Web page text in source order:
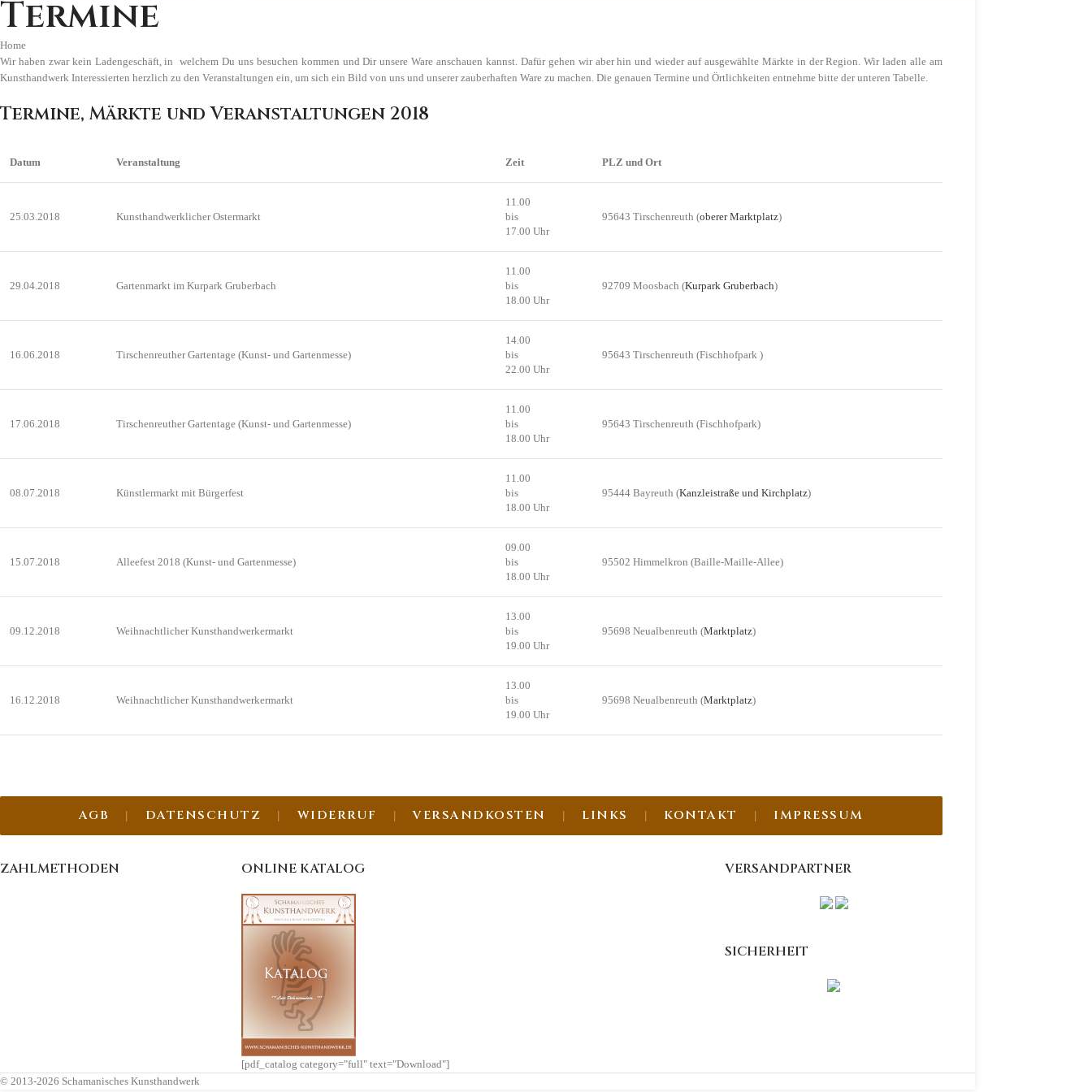
Termine
Home
Wir haben zwar kein Ladengeschäft, in welchem Du uns besuchen kommen und Dir unsere Ware anschauen kannst. Dafür gehen wir aber hin und wieder auf ausgewählte Märkte in der Region. Wir laden alle am
Kunsthandwerk Interessierten herzlich zu den Veranstaltungen ein, um sich ein Bild von uns und unserer zauberhaften Ware zu machen. Die genauen Termine und Örtlichkeiten entnehme bitte der unteren Tabelle.
Termine, Märkte und Veranstaltungen 2018
Datum Veranstaltung Zeit PLZ und Ort
25.03.2018 Kunsthandwerklicher Ostermarkt
11.00
bis
17.00 Uhr
95643 Tirschenreuth (oberer Marktplatz)
29.04.2018 Gartenmarkt im Kurpark Gruberbach
11.00
bis
18.00 Uhr
92709 Moosbach (Kurpark Gruberbach)
16.06.2018 Tirschenreuther Gartentage (Kunst- und Gartenmesse)
14.00
bis
22.00 Uhr
95643 Tirschenreuth (Fischhofpark )
17.06.2018 Tirschenreuther Gartentage (Kunst- und Gartenmesse)
11.00
bis
18.00 Uhr
95643 Tirschenreuth (Fischhofpark)
08.07.2018 Künstlermarkt mit Bürgerfest
11.00
bis
18.00 Uhr
95444 Bayreuth (Kanzleistraße und Kirchplatz)
15.07.2018 Alleefest 2018 (Kunst- und Gartenmesse)
09.00
bis
18.00 Uhr
95502 Himmelkron (Baille-Maille-Allee)
09.12.2018 Weihnachtlicher Kunsthandwerkermarkt
13.00
bis
19.00 Uhr
95698 Neualbenreuth (Marktplatz)
16.12.2018 Weihnachtlicher Kunsthandwerkermarkt
13.00
bis
19.00 Uhr
95698 Neualbenreuth (Marktplatz)
AGB DATENSCHUTZ WIDERRUF VERSANDKOSTEN LINKS KONTAKT IMPRESSUM
ZAHLMETHODEN ONLINE KATALOG
[pdf_catalog category="full" text="Download"]
VERSANDPARTNER
SICHERHEIT
© 2013-2026 Schamanisches Kunsthandwerk